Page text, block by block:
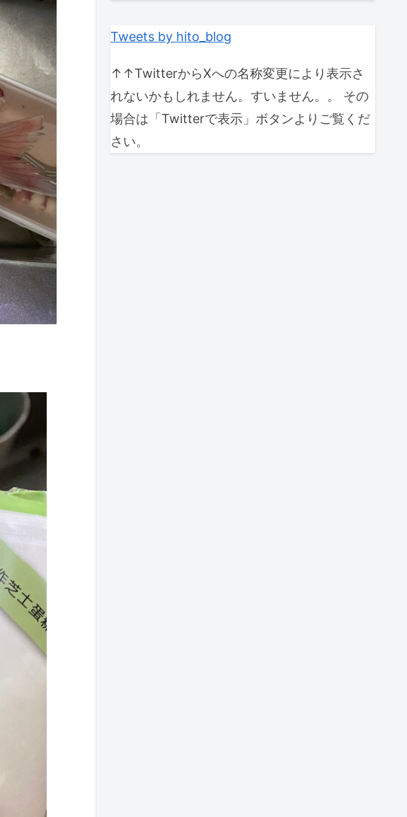
Tweets by hito_blog
↑↑TwitterからXへの名称変更により表示さ
れないかもしれません。すいません。。 その
場合は「Twitterで表示」ボタンよりご覧くだ
さい。